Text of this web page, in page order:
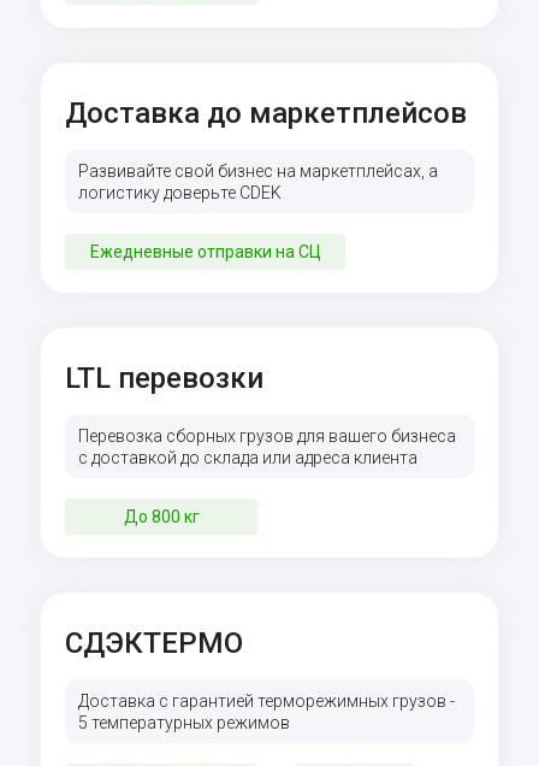
Доставка до маркетплейсов
Развивайте cвой бизнес на маркетплейсах, а
логистику доверьте CDEK
Ежедневные отправки на СЦ
LTL перевозки
Перевозка сборных грузов для вашего бизнеса
с доставкой до склада или адреса клиента
До 800 кг
СДЭКТЕРМО
Доставка с гарантией терморежимных грузов -
5 температурных режимов